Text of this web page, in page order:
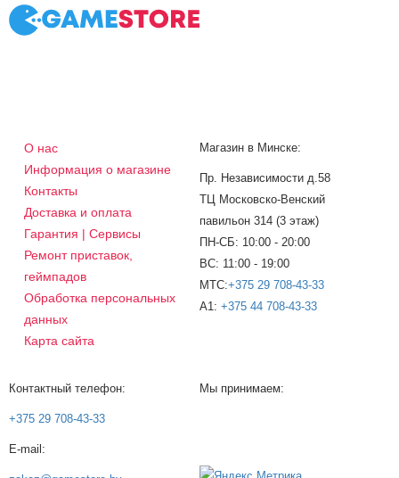
О нас
Информация о магазине
Контакты
Доставка и оплата
Гарантия | Сервисы
Ремонт приставок,
геймпадов
Обработка персональных
данных
Карта сайта
Магазин в Минске:
Пр. Независимости д.58
ТЦ Московско-Венский
павильон 314 (3 этаж)
ПН-СБ: 10:00 - 20:00
ВС: 11:00 - 19:00
МТС:+375 29 708-43-33
A1: +375 44 708-43-33
Контактный телефон:
+375 29 708-43-33
E-mail:
Мы принимаем: